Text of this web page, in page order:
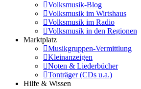
Volksmusik-Blog
Volksmusik im Wirtshaus
Volksmusik im Radio
Volksmusik in den Regionen
Marktplatz
Musikgruppen-Vermittlung
Kleinanzeigen
Noten & Liederbücher
Tonträger (CDs u.a.)
Hilfe & Wissen